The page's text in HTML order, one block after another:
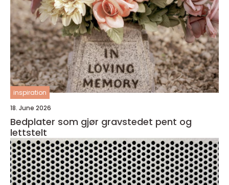
inspiration
18. June 2026
Bedplater som gjør gravstedet pent og
lettstelt